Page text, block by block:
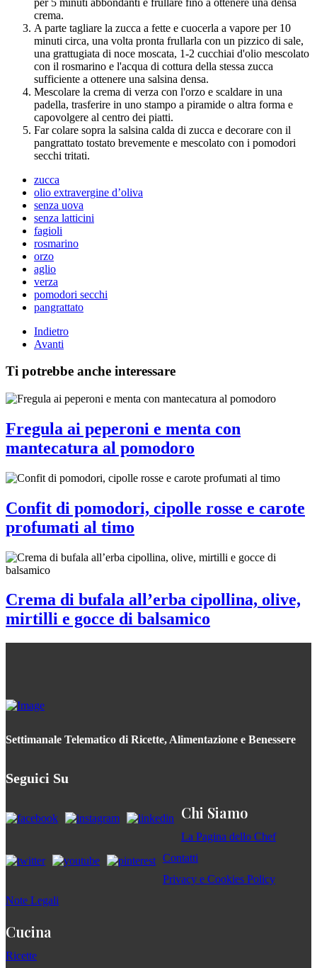
crema.
A parte tagliare la zucca a fette e cuocerla a vapore per 10
minuti circa, una volta pronta frullarla con un pizzico di sale,
una grattugiata di noce moscata, 1-2 cucchiai d'olio mescolato
con il rosmarino e l'acqua di cottura della stessa zucca
sufficiente a ottenere una salsina densa.
Mescolare la crema di verza con l'orzo e scaldare in una
padella, trasferire in uno stampo a piramide o altra forma e
capovolgere al centro dei piatti.
Far colare sopra la salsina calda di zucca e decorare con il
pangrattato tostato brevemente e mescolato con i pomodori
secchi tritati.
zucca
olio extravergine d’oliva
senza uova
senza latticini
fagioli
rosmarino
orzo
aglio
verza
pomodori secchi
pangrattato
Indietro
Avanti
Ti potrebbe anche interessare
Fregula ai peperoni e menta con
mantecatura al pomodoro
Confit di pomodori, cipolle rosse e carote
profumati al timo
Crema di bufala all’erba cipollina, olive,
mirtilli e gocce di balsamico
Settimanale Telematico di Ricette, Alimentazione e Benessere
Seguici Su
Chi Siamo
La Pagina dello Chef
Contatti
Privacy e Cookies Policy
Note Legali
Cucina
Ricette